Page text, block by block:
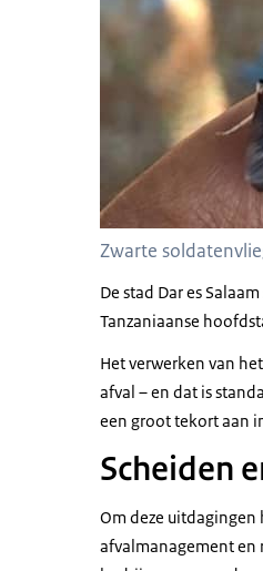
Zwarte
De stad Dar es
Tanzaniaanse
Het verwerken van
afval – en dat is
een groot tekort aan
Scheiden
Om deze
afvalmanagement en